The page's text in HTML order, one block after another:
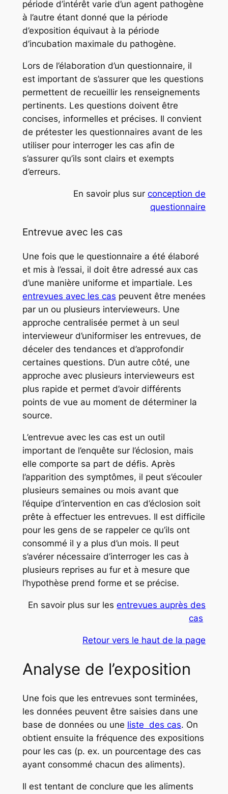
période d’intérêt varie d’un agent pathogène
à l’autre étant donné que la période
d’exposition équivaut à la période
d’incubation maximale du pathogène.
Lors de l’élaboration d’un questionnaire, il
est important de s’assurer que les questions
permettent de recueillir les renseignements
pertinents. Les questions doivent être
concises, informelles et précises. Il convient
de prétester les questionnaires avant de les
utiliser pour interroger les cas afin de
s’assurer qu’ils sont clairs et exempts
d’erreurs.
En savoir plus surconception de
questionnaire
Entrevue avec les cas
Une fois que le questionnaire a été élaboré
et mis à l’essai, il doit être adressé aux cas
d’une manière uniforme et impartiale. Les
entrevues avec les cas peuvent être menées
par un ou plusieurs intervieweurs. Une
approche centralisée permet à un seul
intervieweur d’uniformiser les entrevues, de
déceler des tendances et d’approfondir
certaines questions. D’un autre côté, une
approche avec plusieurs intervieweurs est
plus rapide et permet d’avoir différents
points de vue au moment de déterminer la
source.
L’entrevue avec les cas est un outil
important de l’enquête sur l’éclosion, mais
elle comporte sa part de défis. Après
l’apparition des symptômes, il peut s’écouler
plusieurs semaines ou mois avant que
l’équipe d’intervention en cas d’éclosion soit
prête à effectuer les entrevues. Il est difficile
pour les gens de se rappeler ce qu’ils ont
consommé il y a plus d’un mois. Il peut
s’avérer nécessaire d’interroger les cas à
plusieurs reprises au fur et à mesure que
l’hypothèse prend forme et se précise.
En savoir plus sur lesentrevues auprès des
cas
Retour vers le haut de la page
Analyse de l’exposition
Une fois que les entrevues sont terminées,
les données peuvent être saisies dans une
base de données ou une liste des cas. On
obtient ensuite la fréquence des expositions
pour les cas (p. ex. un pourcentage des cas
ayant consommé chacun des aliments).
Il est tentant de conclure que les aliments